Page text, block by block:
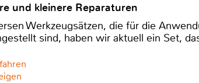
und kleinere Reparaturen
Werkzeugsätzen, die für die
sind, haben wir aktuell ein Set,